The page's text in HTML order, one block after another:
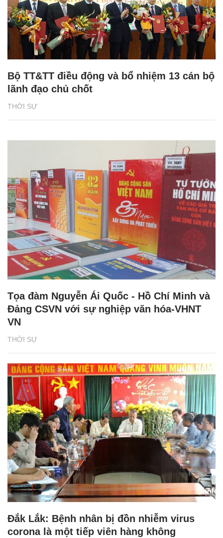
THỜI SỰ
Bộ TT&TT điều động và bổ nhiệm 13 cán bộ
lãnh đạo chủ chốt
THỜI SỰ
Tọa đàm Nguyễn Ái Quốc - Hồ Chí Minh và
Đảng CSVN với sự nghiệp văn hóa-VHNT
VN
Đắk Lắk: Bệnh nhân bị đồn nhiễm virus
corona là một tiếp viên hàng không